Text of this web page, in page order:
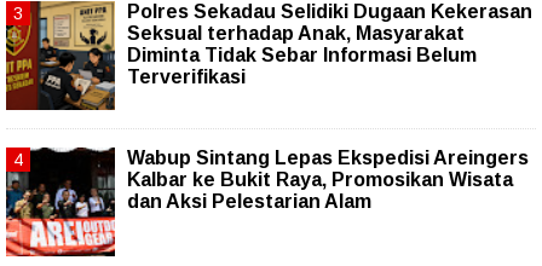
Polres Sekadau Selidiki Dugaan Kekerasan
Seksual terhadap Anak, Masyarakat
Diminta Tidak Sebar Informasi Belum
Terverifikasi
Wabup Sintang Lepas Ekspedisi Areingers
Kalbar ke Bukit Raya, Promosikan Wisata
dan Aksi Pelestarian Alam